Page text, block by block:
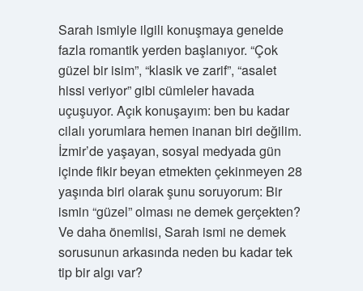
Sarah ismiyle ilgili konuşmaya genelde
fazla romantik yerden başlanıyor. “Çok
güzel bir isim”, “klasik ve zarif”, “asalet
hissi veriyor” gibi cümleler havada
uçuşuyor. Açık konuşayım: ben bu kadar
cilalı yorumlara hemen inanan biri değilim.
İzmir’de yaşayan, sosyal medyada gün
içinde fikir beyan etmekten çekinmeyen 28
yaşında biri olarak şunu soruyorum: Bir
ismin “güzel” olması ne demek gerçekten?
Ve daha önemlisi, Sarah ismi ne demek
sorusunun arkasında neden bu kadar tek
tip bir algı var?